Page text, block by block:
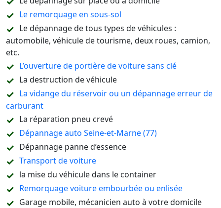
Le remorquage en sous-sol
Le dépannage de tous types de véhicules :
automobile, véhicule de tourisme, deux roues, camion,
etc.
L’ouverture de portière de voiture sans clé
La destruction de véhicule
La vidange du réservoir ou un dépannage erreur de
carburant
La réparation pneu crevé
Dépannage auto Seine-et-Marne (77)
Dépannage panne d’essence
Transport de voiture
la mise du véhicule dans le container
Remorquage voiture embourbée ou enlisée
Garage mobile, mécanicien auto à votre domicile